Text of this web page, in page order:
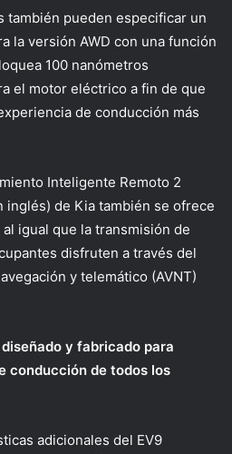
también pueden especificar un
la versión AWD con una función
100 nanómetros
el motor eléctrico a fin de que
de conducción más
Inteligente Remoto 2
inglés) de Kia también se ofrece
igual que la transmisión de
disfruten a través del
y telemático (AVNT)
y fabricado para
conducción de todos los
adicionales del EV9